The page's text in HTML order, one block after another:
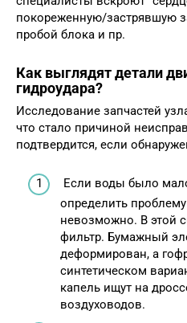
покореженную/застрявшую
пробой блока и пр.
Как выглядят детали
гидроудара?
Исследование запчастей
что стало причиной
подтвердится, если
Если воды было
определить
невозможно. В этой
фильтр. Бумажный
деформирован, а
синтетическом
капель ищут на
воздуховодов.